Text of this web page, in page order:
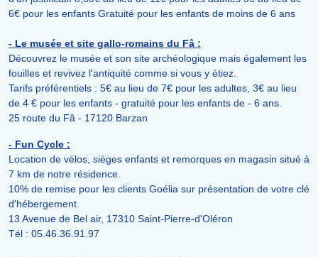
6€ pour les enfants Gratuité pour les enfants de moins de 6 ans
- Le musée et site gallo-romains du Fâ :
Découvrez le musée et son site archéologique mais également les
fouilles et revivez l'antiquité comme si vous y étiez.
Tarifs préférentiels : 5€ au lieu de 7€ pour les adultes, 3€ au lieu
de 4 € pour les enfants - gratuité pour les enfants de - 6 ans.
25 route du Fâ - 17120 Barzan
- Fun Cycle :
Location de vélos, sièges enfants et remorques en magasin situé à
7 km de notre résidence.
10% de remise pour les clients Goélia sur présentation de votre clé
d'hébergement.
13 Avenue de Bel air, 17310 Saint-Pierre-d'Oléron
Tél : 05.46.36.91.97